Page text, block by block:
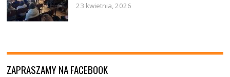
23 kwietnia, 2026
ZAPRASZAMY NA FACEBOOK